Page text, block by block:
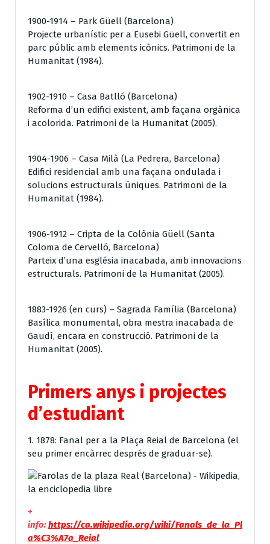
1900-1914 – Park Güell (Barcelona)
Projecte urbanístic per a Eusebi Güell, convertit en
parc públic amb elements icònics. Patrimoni de la
Humanitat (1984).
1902-1910 – Casa Batlló (Barcelona)
Reforma d’un edifici existent, amb façana orgànica
i acolorida. Patrimoni de la Humanitat (2005).
1904-1906 – Casa Milà (La Pedrera, Barcelona)
Edifici residencial amb una façana ondulada i
solucions estructurals úniques. Patrimoni de la
Humanitat (1984).
1906-1912 – Cripta de la Colònia Güell (Santa
Coloma de Cervelló, Barcelona)
Parteix d’una església inacabada, amb innovacions
estructurals. Patrimoni de la Humanitat (2005).
1883-1926 (en curs) – Sagrada Família (Barcelona)
Basílica monumental, obra mestra inacabada de
Gaudí, encara en construcció. Patrimoni de la
Humanitat (2005).
Primers anys i projectes
d’estudiant
1. 1878: Fanal per a la Plaça Reial de Barcelona (el
seu primer encàrrec després de graduar-se).
+
info:https://ca.wikipedia.org/wiki/Fanals_de_la_Pl
a%C3%A7a_Reial